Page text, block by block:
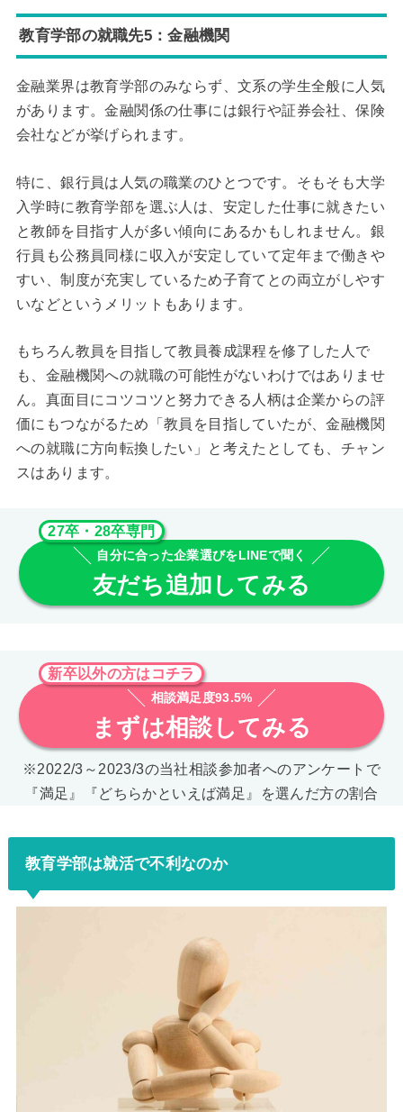
教育学部の就職先5：金融機関
金融業界は教育学部のみならず、文系の学生全般に人気
があります。金融関係の仕事には銀行や証券会社、保険
会社などが挙げられます。
特に、銀行員は人気の職業のひとつです。そもそも大学
入学時に教育学部を選ぶ人は、安定した仕事に就きたい
と教師を目指す人が多い傾向にあるかもしれません。銀
行員も公務員同様に収入が安定していて定年まで働きや
すい、制度が充実しているため子育てとの両立がしやす
いなどというメリットもあります。
もちろん教員を目指して教員養成課程を修了した人で
も、金融機関への就職の可能性がないわけではありませ
ん。真面目にコツコツと努力できる人柄は企業からの評
価にもつながるため「教員を目指していたが、金融機関
への就職に方向転換したい」と考えたとしても、チャン
スはあります。
27卒・28卒専門
自分に合った企業選びをLINEで聞く
友だち追加してみる
新卒以外の方はコチラ
相談満足度93.5%
まずは相談してみる
※2022/3～2023/3の当社相談参加者へのアンケートで
『満足』『どちらかといえば満足』を選んだ方の割合
教育学部は就活で不利なのか